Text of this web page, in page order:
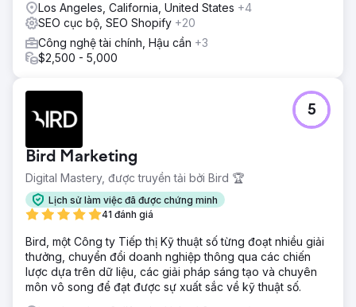
Los Angeles, California, United States +4
SEO cục bộ, SEO Shopify +20
Công nghệ tài chính, Hậu cần +3
$2,500 - 5,000
Bird Marketing
Digital Mastery, được truyền tải bởi Bird 🏆
Lịch sử làm việc đã được chứng minh
41 đánh giá
5
Bird, một Công ty Tiếp thị Kỹ thuật số từng đoạt nhiều giải
thưởng, chuyển đổi doanh nghiệp thông qua các chiến
lược dựa trên dữ liệu, các giải pháp sáng tạo và chuyên
môn vô song để đạt được sự xuất sắc về kỹ thuật số.